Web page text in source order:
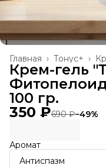
Тонус+ ›
Главная ›
Крем-гель
100 гр.
350 ₽690 ₽−49%
Аромат
Антиспазм